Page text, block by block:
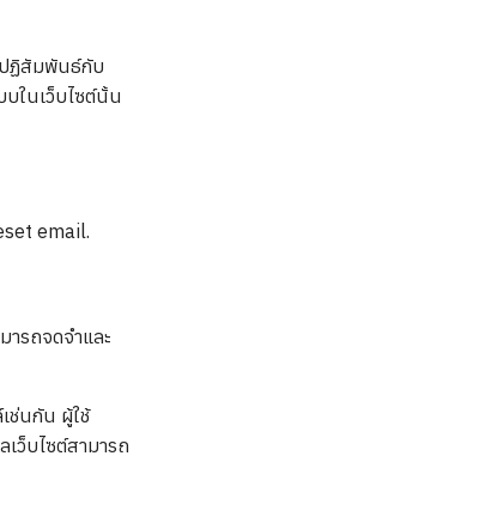
ปฏิสัมพันธ์กับ
ในเว็บไซต์นั้น
email.
ารถจดจำและ
ช่นกัน ผู้ใช้
ว็บไซต์สามารถ